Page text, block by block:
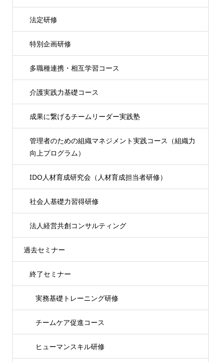
法定研修
特別企画研修
多職種連携・相互学習コース
介護実践力基礎コース
成果に繋げるチームリーダー実践塾
管理者のための組織マネジメント実践コース（組織力
向上プログラム）
IDO人材育成研究会（人材育成担当者研修）
社会人基礎力習得研修
法人経営共創コンサルティング
過去セミナー
終了セミナー
実務基礎トレーニング研修
チームケア促進コース
ヒューマンスキル研修